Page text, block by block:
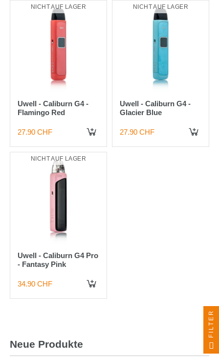
NICHT AUF LAGER
Uwell - Caliburn G4 -
Flamingo Red
27.90 CHF
NICHT AUF LAGER
Uwell - Caliburn G4 -
Glacier Blue
27.90 CHF
NICHT AUF LAGER
Uwell - Caliburn G4 Pro
- Fantasy Pink
34.90 CHF
Neue Produkte
FILTER